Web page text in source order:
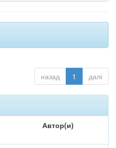
назад 1 далі
Автор(и)